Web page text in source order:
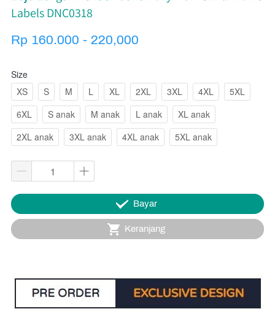
Labels DNC0318
Rp 160.000 - 220,000
Size
XS
S M L XL 2XL 3XL 4XL
5XL
6XL
S anak M anak L anak
XL anak
2XL anak
3XL anak 4XL anak 5XL anak
` Bayar
` Keranjang